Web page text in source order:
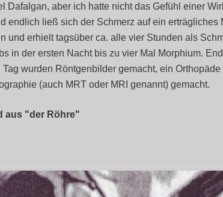
Dafalgan, aber ich hatte nicht das Gefühl einer
endlich ließ sich der Schmerz auf ein
und erhielt tagsüber ca. alle vier Stunden als
in der ersten Nacht bis zu vier Mal Morphium.
Tag wurden Röntgenbilder gemacht, ein
(auch MRT oder MRI genannt) gemacht.
aus "der Röhre"